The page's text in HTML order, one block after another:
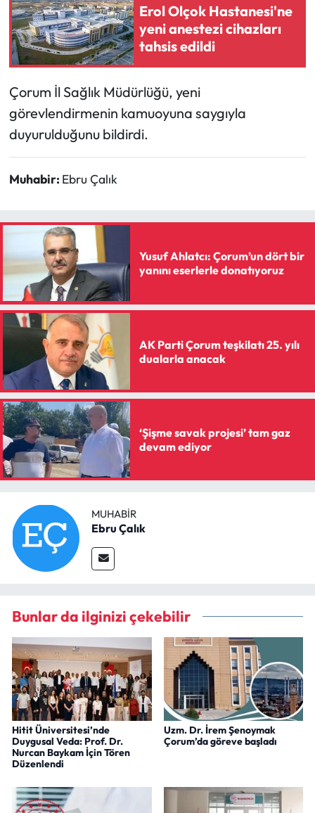
Erol Olçok Hastanesi'ne
yeni anestezi cihazları
tahsis edildi
Çorum İl Sağlık Müdürlüğü, yeni
görevlendirmenin kamuoyuna saygıyla
duyurulduğunu bildirdi.
Muhabir: Ebru Çalık
Yusuf Ahlatcı: Çorum’un dört bir
yanını eserlerle donatıyoruz
AK Parti Çorum teşkilatı 25. yılı
dualarla anacak
‘Şişme savak projesi’ tam gaz
devam ediyor
MUHABIR
Ebru Çalık
Bunlar da ilginizi çekebilir
Hitit Üniversitesi’nde
Duygusal Veda: Prof. Dr.
Nurcan Baykam İçin Tören
Düzenlendi
Uzm. Dr. İrem Şenoymak
Çorum’da göreve başladı
Osmancık Haberleri
Otomotiv
Resmi Reklam
Siyaset
Spor
Sungurlu Haberleri
Turizm
Uğurludağ Haberleri
Yaşam
Yayla Haber
Yemek Tarifleri
Yerel Haberler